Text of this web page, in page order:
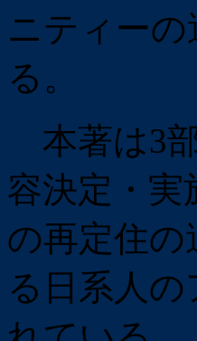
ニティー
る。
本著は3
容決定・
の再定住の
る日系人